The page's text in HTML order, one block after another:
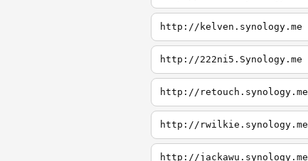
http://kelven.synology.me
http://222ni5.Synology.me
http://retouch.synology.me
http://rwilkie.synology.me
http://jackawu.synology.me